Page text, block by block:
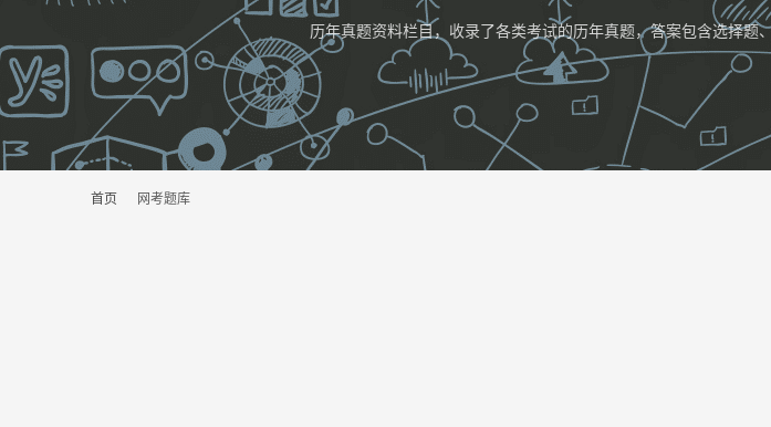
历年真题资料栏目，收录了各类考试的历年真题，答案包含选择
首页 网考题库